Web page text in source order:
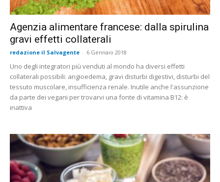
Agenzia alimentare francese: dalla spirulina
gravi effetti collaterali
redazione il Salvagente - 6 Gennaio 2018
Uno degli integratori più venduti al mondo ha diversi effetti
collaterali possibili: angioedema, gravi disturbi digestivi, disturbi del
tessuto muscolare, insufficienza renale. Inutile anche l'assunzione
da parte dei vegani per trovarvi una fonte di vitamina B12: è
inattiva